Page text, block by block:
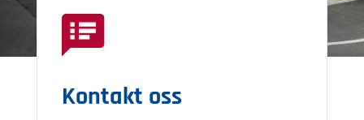
Kontakt oss